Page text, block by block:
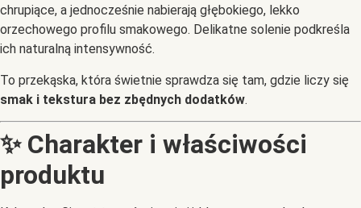
chrupiące, a jednocześnie nabierają głębokiego, lekko
orzechowego profilu smakowego. Delikatne solenie podkreśla
ich naturalną intensywność.
To przekąska, która świetnie sprawdza się tam, gdzie liczy się
smak i tekstura bez zbędnych dodatków.
✨ Charakter i właściwości
produktu